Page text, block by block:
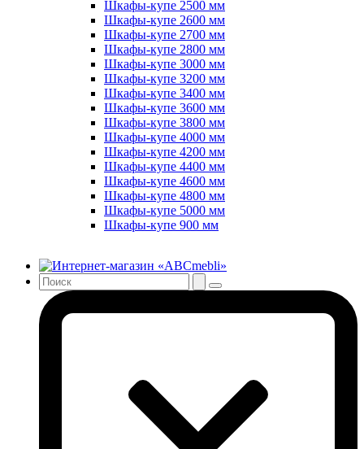
Шкафы-купе 2500 мм
Шкафы-купе 2600 мм
Шкафы-купе 2700 мм
Шкафы-купе 2800 мм
Шкафы-купе 3000 мм
Шкафы-купе 3200 мм
Шкафы-купе 3400 мм
Шкафы-купе 3600 мм
Шкафы-купе 3800 мм
Шкафы-купе 4000 мм
Шкафы-купе 4200 мм
Шкафы-купе 4400 мм
Шкафы-купе 4600 мм
Шкафы-купе 4800 мм
Шкафы-купе 5000 мм
Шкафы-купе 900 мм